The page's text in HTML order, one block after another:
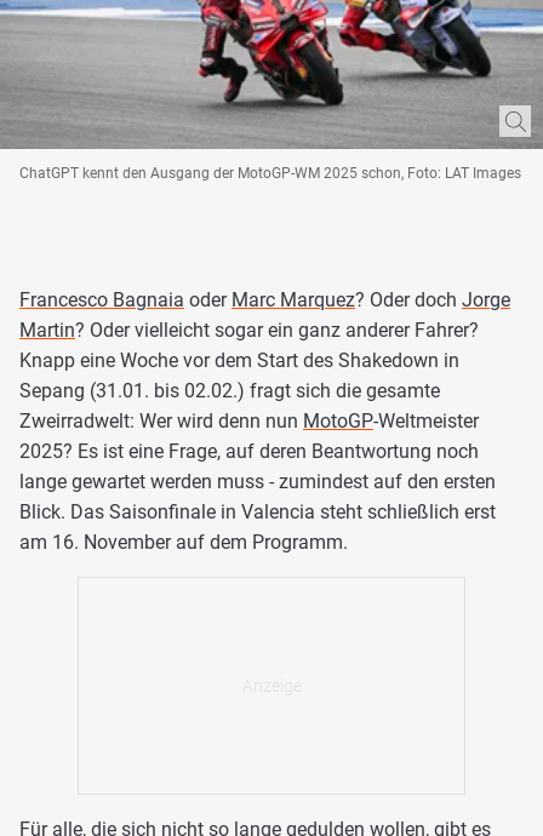
ChatGPT kennt den Ausgang der MotoGP-WM 2025 schon, Foto: LAT Images
Francesco Bagnaia oder Marc Marquez? Oder doch Jorge
Martin? Oder vielleicht sogar ein ganz anderer Fahrer?
Knapp eine Woche vor dem Start des Shakedown in
Sepang (31.01. bis 02.02.) fragt sich die gesamte
Zweirradwelt: Wer wird denn nun MotoGP-Weltmeister
2025? Es ist eine Frage, auf deren Beantwortung noch
lange gewartet werden muss - zumindest auf den ersten
Blick. Das Saisonfinale in Valencia steht schließlich erst
am 16. November auf dem Programm.
Für alle, die sich nicht so lange gedulden wollen, gibt es